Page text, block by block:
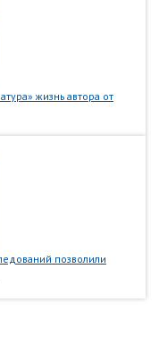
жизнь автора от
позволили